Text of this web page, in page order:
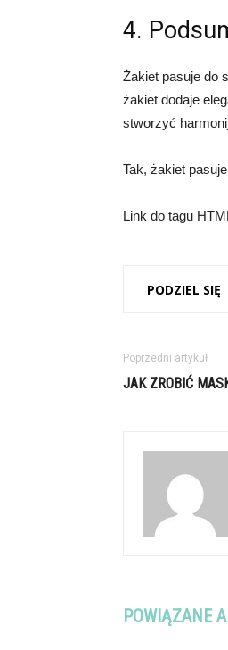
4.
Żakiet pasuje do
żakiet dodaje
stworzyć
Tak, żakiet
Link do tagu
PODZIEL SIĘ
Poprzedni artykuł
JAK ZROBIĆ
POWIĄZANE